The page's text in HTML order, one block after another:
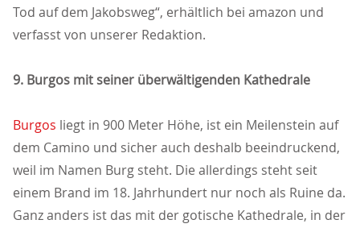
Tod auf dem Jakobsweg“, erhältlich bei amazon und
verfasst von unserer Redaktion.
9. Burgos mit seiner überwältigenden Kathedrale
Burgos liegt in 900 Meter Höhe, ist ein Meilenstein auf
dem Camino und sicher auch deshalb beeindruckend,
weil im Namen Burg steht. Die allerdings steht seit
einem Brand im 18. Jahrhundert nur noch als Ruine da.
Ganz anders ist das mit der gotische Kathedrale, in der